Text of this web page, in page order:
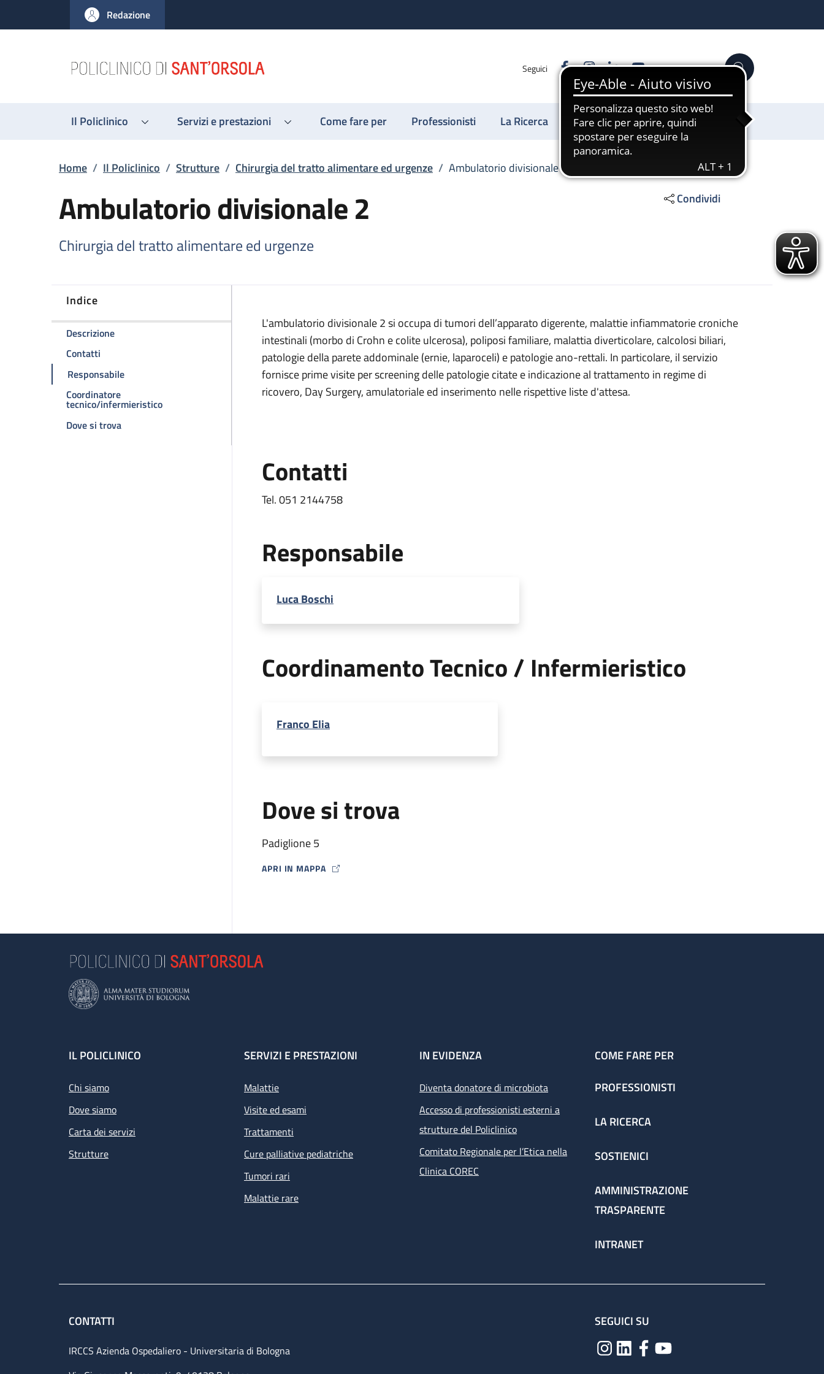
al contenuto principale
to footer content
Redazione
Seguici FacebookInstagram
LinkedinYouTube Cerca
Il Policlinico Servizi e prestazioni Come fare per Professionisti La Ricerca Sostienici
Briciole di pane
Home / Il Policlinico / Strutture / Chirurgia del tratto alimentare ed urgenze / Ambulatorio divisionale 2
Ambulatorio divisionale 2
Chirurgia del tratto alimentare ed urgenze
Condividi
Indice
Descrizionedella pagina Ambulatorio divisionale 2
Contatti
Responsabiledella pagina Ambulatorio divisionale 2
Coordinatore
tecnico/infermieristicodella pagina Ambulatorio divisionale 2
Dove si trovadella pagina Ambulatorio divisionale 2
Descrizione
L'ambulatorio divisionale 2 si occupa di tumori dell’apparato digerente, malattie infiammatorie croniche
intestinali (morbo di Crohn e colite ulcerosa), poliposi familiare, malattia diverticolare, calcolosi biliari,
patologie della parete addominale (ernie, laparoceli) e patologie ano-rettali. In particolare, il servizio
fornisce prime visite per screening delle patologie citate e indicazione al trattamento in regime di
ricovero, Day Surgery, amulatoriale ed inserimento nelle rispettive liste d'attesa.
Contatti
Tel. 051 2144758
Responsabile
Luca Boschi
Coordinamento Tecnico / Infermieristico
Franco Elia
Dove si trova
Padiglione 5
APRI IN MAPPA
MAP ICON
Footer
IL POLICLINICO
Chi siamo
Dove siamo
Carta dei servizi
Strutture
SERVIZI E PRESTAZIONI
Malattie
Visite ed esami
Trattamenti
Cure palliative pediatriche
Tumori rari
Malattie rare
IN EVIDENZA
Diventa donatore di microbiota
Accesso di professionisti esterni a
strutture del Policlinico
Comitato Regionale per l’Etica nella
Clinica COREC
COME FARE PER
PROFESSIONISTI
LA RICERCA
SOSTIENICI
AMMINISTRAZIONE
TRASPARENTE
INTRANET
CONTATTI
IRCCS Azienda Ospedaliero - Universitaria di Bologna
SEGUICI SU